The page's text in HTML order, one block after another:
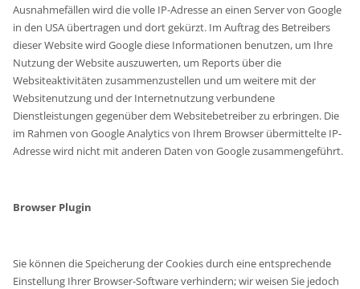
Ausnahmefällen wird die volle IP-Adresse an einen Server von Google
in den USA übertragen und dort gekürzt. Im Auftrag des Betreibers
dieser Website wird Google diese Informationen benutzen, um Ihre
Nutzung der Website auszuwerten, um Reports über die
Websiteaktivitäten zusammenzustellen und um weitere mit der
Websitenutzung und der Internetnutzung verbundene
Dienstleistungen gegenüber dem Websitebetreiber zu erbringen. Die
im Rahmen von Google Analytics von Ihrem Browser übermittelte IP-
Adresse wird nicht mit anderen Daten von Google zusammengeführt.
Browser Plugin
Sie können die Speicherung der Cookies durch eine entsprechende
Einstellung Ihrer Browser-Software verhindern; wir weisen Sie jedoch